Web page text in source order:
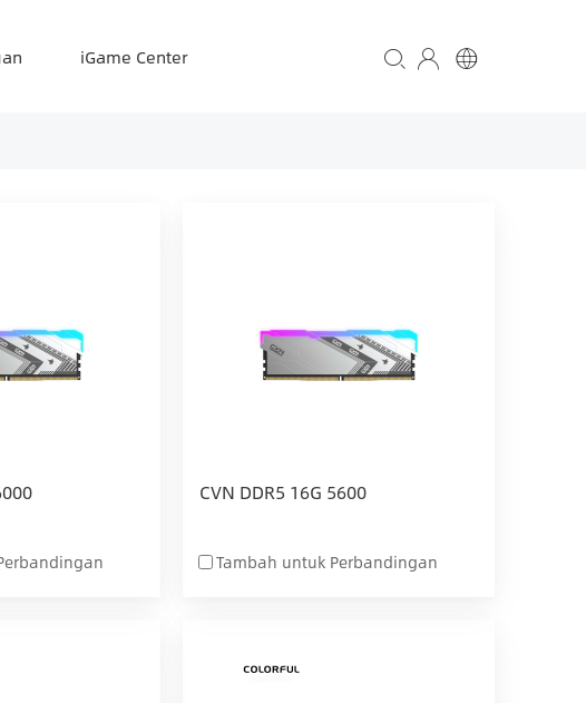
iGame Center
CVN DDR5 16G 5600
Tambah untuk Perbandingan